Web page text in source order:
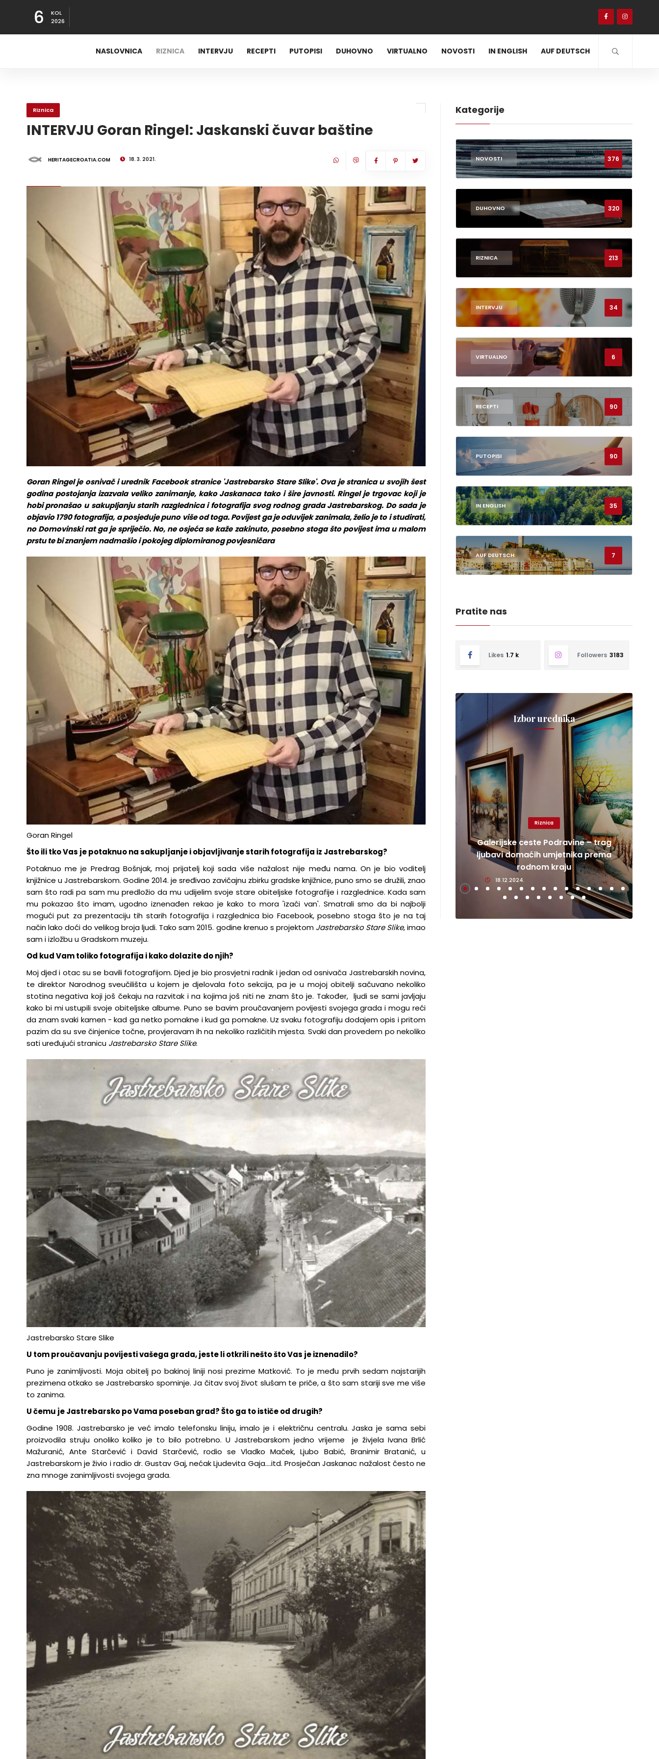
6
KOL
2026
NASLOVNICA RIZNICA INTERVJU RECEPTI PUTOPISI DUHOVNO VIRTUALNO NOVOSTI IN ENGLISH AUF DEUTSCH
Riznica
INTERVJU Goran Ringel: Jaskanski čuvar baštine
HERITAGECROATIA.COM 18. 3. 2021.
Goran Ringel je osnivač i urednik Facebook stranice 'Jastrebarsko Stare Slike'. Ova je stranica u svojih šest
godina postojanja izazvala veliko zanimanje, kako Jaskanaca tako i šire javnosti. Ringel je trgovac koji je
hobi pronašao u sakupljanju starih razglednica i fotografija svog rodnog grada Jastrebarskog. Do sada je
objavio 1790 fotografija, a posjeduje puno više od toga. Povijest ga je oduvijek zanimala, želio je to i studirati,
no Domovinski rat ga je spriječio. No, ne osjeća se kaže zakinuto, posebno stoga što povijest ima u malom
prstu te bi znanjem nadmašio i pokojeg diplomiranog povjesničara
Goran Ringel
Što ili tko Vas je potaknuo na sakupljanje i objavljivanje starih fotografija iz Jastrebarskog?
Potaknuo me je Predrag Bošnjak, moj prijatelj koji sada više nažalost nije među nama. On je bio voditelj
knjižnice u Jastrebarskom. Godine 2014. je sređivao zavičajnu zbirku gradske knjižnice, puno smo se družili, znao
sam što radi pa sam mu predložio da mu udijelim svoje stare obiteljske fotografije i razglednice. Kada sam
mu pokazao što imam, ugodno iznenađen rekao je kako to mora 'izaći van'. Smatrali smo da bi najbolji
mogući put za prezentaciju tih starih fotografija i razglednica bio Facebook, posebno stoga što je na taj
način lako doći do velikog broja ljudi. Tako sam 2015. godine krenuo s projektom Jastrebarsko Stare Slike, imao
sam i izložbu u Gradskom muzeju.
Od kud Vam toliko fotografija i kako dolazite do njih?
Moj djed i otac su se bavili fotografijom. Djed je bio prosvjetni radnik i jedan od osnivača Jastrebarskih novina,
te direktor Narodnog sveučilišta u kojem je djelovala foto sekcija, pa je u mojoj obitelji sačuvano nekoliko
stotina negativa koji još čekaju na razvitak i na kojima još niti ne znam što je. Također, ljudi se sami javljaju
kako bi mi ustupili svoje obiteljske albume. Puno se bavim proučavanjem povijesti svojega grada i mogu reći
da znam svaki kamen - kad ga netko pomakne i kud ga pomakne. Uz svaku fotografiju dodajem opis i pritom
pazim da su sve činjenice točne, provjeravam ih na nekoliko različitih mjesta. Svaki dan provedem po nekoliko
sati uređujući stranicu Jastrebarsko Stare Slike.
Jastrebarsko Stare Slike
U tom proučavanju povijesti vašega grada, jeste li otkrili nešto što Vas je iznenadilo?
Puno je zanimljivosti. Moja obitelj po bakinoj liniji nosi prezime Matković. To je među prvih sedam najstarijih
prezimena otkako se Jastrebarsko spominje. Ja čitav svoj život slušam te priče, a što sam stariji sve me više
to zanima.
U čemu je Jastrebarsko po Vama poseban grad? Što ga to ističe od drugih?
Godine 1908. Jastrebarsko je već imalo telefonsku liniju, imalo je i električnu centralu. Jaska je sama sebi
proizvodila struju onoliko koliko je to bilo potrebno. U Jastrebarskom jedno vrijeme je živjela Ivana Brlić
Mažuranić, Ante Starčević i David Starčević, rodio se Vladko Maček, Ljubo Babić, Branimir Bratanić, u
Jastrebarskom je živio i radio dr. Gustav Gaj, nećak Ljudevita Gaja….itd. Prosječan Jaskanac nažalost često ne
zna mnoge zanimljivosti svojega grada.
Kategorije
NOVOSTI 376
DUHOVNO 320
RIZNICA 213
INTERVJU 34
VIRTUALNO 6
RECEPTI 90
PUTOPISI 90
IN ENGLISH 35
AUF DEUTSCH 7
Pratite nas
Likes 1.7 k Followers 3183
Izbor urednika
Duhovno
Bliže Tebi- Quo vadis?
18.1.2023.
Riznica
Galerijske ceste Podravine – trag
ljubavi domaćih umjetnika prema
rodnom kraju
18.12.2024.